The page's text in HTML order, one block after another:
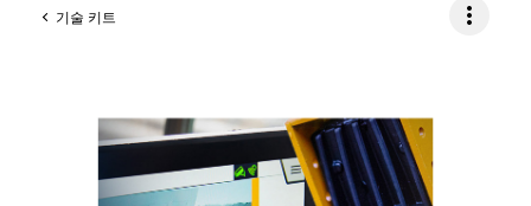
기술 키트 more_vert